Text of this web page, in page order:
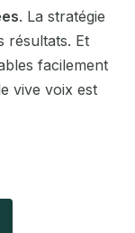
. La stratégie
résultats. Et
facilement
vive voix est